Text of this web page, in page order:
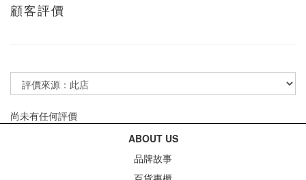
顧客評價
尚未有任何評價
ABOUT US
品牌故事